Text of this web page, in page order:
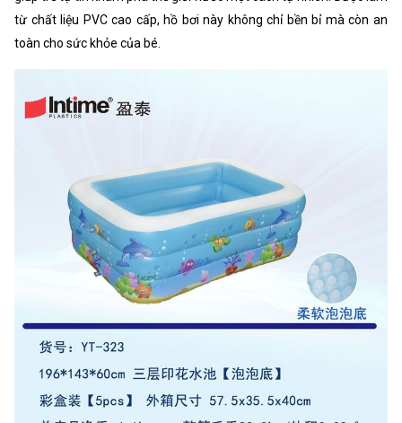
từ chất liệu PVC cao cấp, hồ bơi này không chỉ bền bỉ mà còn an
toàn cho sức khỏe của bé.